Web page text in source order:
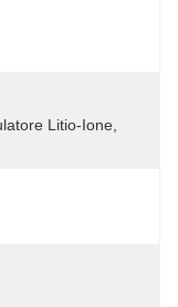
Litio-Ione,